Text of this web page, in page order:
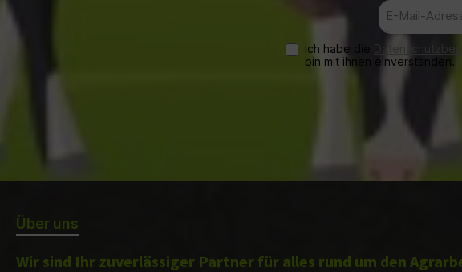
Ich habe die
bin mit ihnen einverstanden.
Über uns
Wir sind Ihr zuverlässiger Partner für alles rund um den